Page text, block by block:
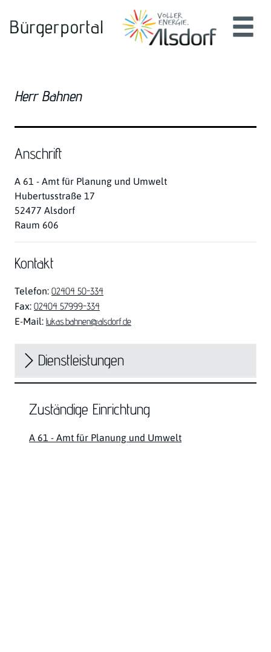
Herr Bahnen
Anschrift
A 61 - Amt für Planung und Umwelt
Hubertusstraße 17
52477 Alsdorf
Raum 606
Kontakt
Telefon: 02404 50-334
Fax: 02404 57999-334
E-Mail: lukas.bahnen@alsdorf.de
Dienstleistungen
Zuständige Einrichtung
A 61 - Amt für Planung und Umwelt